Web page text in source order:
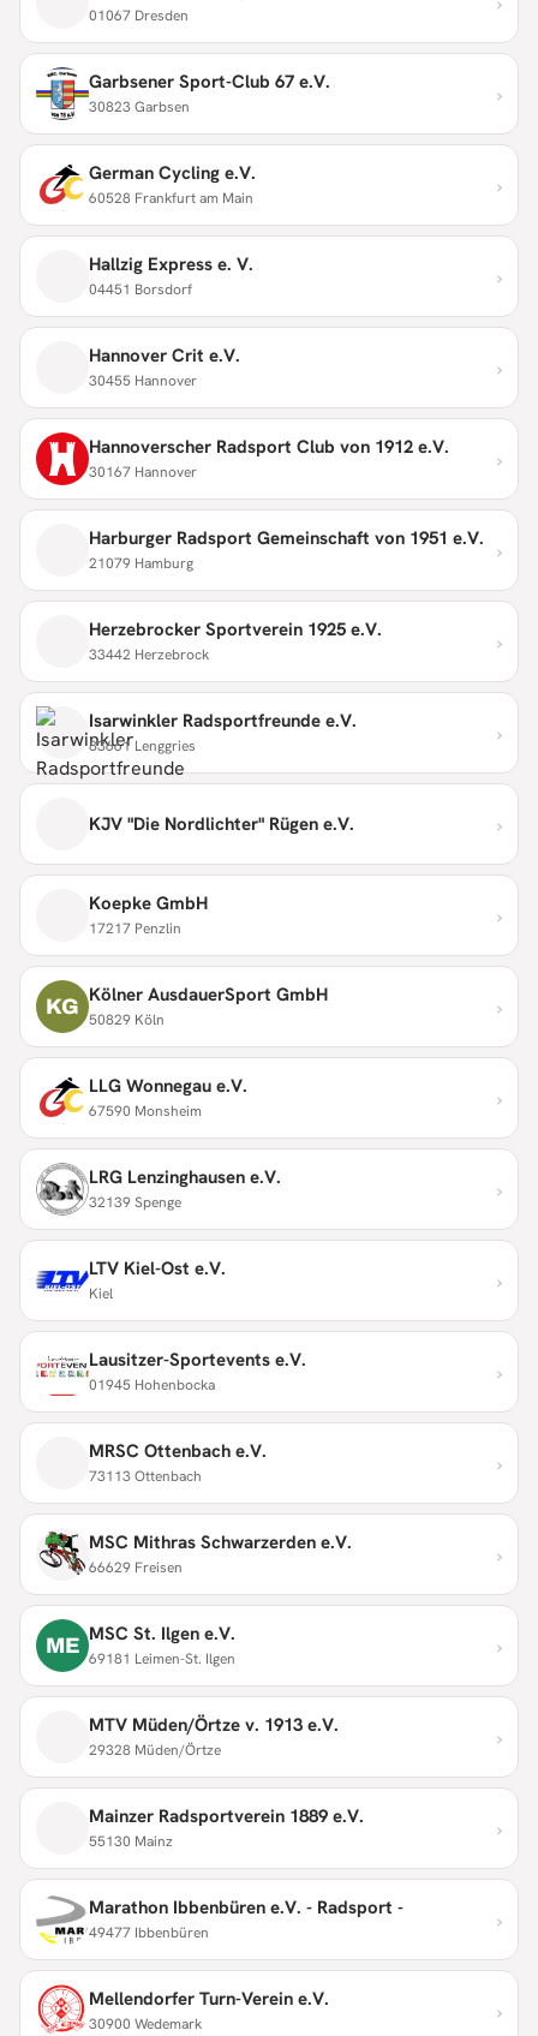
01067 Dresden
Garbsener Sport-Club 67 e.V.
30823 Garbsen ›
German Cycling e.V.
60528 Frankfurt am Main ›
Hallzig Express e. V.
04451 Borsdorf ›
Hannover Crit e.V.
30455 Hannover ›
Hannoverscher Radsport Club von 1912 e.V.
30167 Hannover ›
Harburger Radsport Gemeinschaft von 1951 e.V.
21079 Hamburg ›
Herzebrocker Sportverein 1925 e.V.
33442 Herzebrock ›
Isarwinkler Radsportfreunde e.V.
83661 Lenggries ›
KJV "Die Nordlichter" Rügen e.V. ›
Koepke GmbH
17217 Penzlin ›
KG Kölner AusdauerSport GmbH
50829 Köln ›
LLG Wonnegau e.V.
67590 Monsheim ›
LRG Lenzinghausen e.V.
32139 Spenge ›
LTV Kiel-Ost e.V.
Kiel ›
Lausitzer-Sportevents e.V.
01945 Hohenbocka ›
MRSC Ottenbach e.V.
73113 Ottenbach ›
MSC Mithras Schwarzerden e.V.
66629 Freisen ›
ME MSC St. Ilgen e.V.
69181 Leimen-St. Ilgen ›
MTV Müden/Örtze v. 1913 e.V.
29328 Müden/Örtze ›
Mainzer Radsportverein 1889 e.V.
55130 Mainz ›
Marathon Ibbenbüren e.V. - Radsport -
49477 Ibbenbüren ›
Mellendorfer Turn-Verein e.V.
30900 Wedemark ›